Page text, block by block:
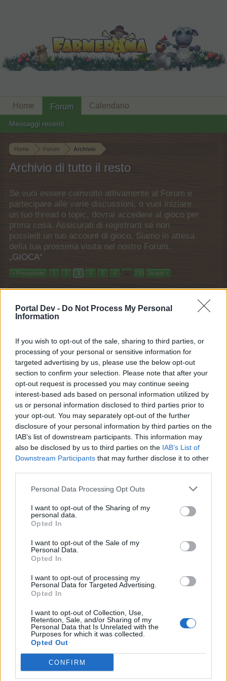
Portal Dev - Do Not Process My Personal
Information
If you wish to opt-out of the sale, sharing to third parties, or
processing of your personal or sensitive information for
targeted advertising by us, please use the below opt-out
section to confirm your selection. Please note that after your
opt-out request is processed you may continue seeing
interest-based ads based on personal information utilized by
us or personal information disclosed to third parties prior to
your opt-out. You may separately opt-out of the further
disclosure of your personal information by third parties on the
IAB’s list of downstream participants. This information may
also be disclosed by us to third parties on the IAB’s List of
Downstream Participants that may further disclose it to other
Personal Data Processing Opt Outs
I want to opt-out of the Sharing of my
personal data.
Opted In
I want to opt-out of the Sale of my
Personal Data.
Opted In
I want to opt-out of processing my
Personal Data for Targeted Advertising.
Opted In
I want to opt-out of Collection, Use,
Retention, Sale, and/or Sharing of my
Personal Data that Is Unrelated with the
Purposes for which it was collected.
Opted Out
CONFIRM
Home Forum Archivio
Archivio di tutto il resto
Se vuoi essere coinvolto attivamente al Forum e
partecipare alle varie discussioni, o vuoi iniziare
un tuo thread o topic, dovrai accedere al gioco per
prima cosa. Assicurati di registrarti se non
possiedi un tuo account di gioco. Siamo in attesa
della tua prossima visita nel nostro Forum.
„GIOCA“
< Precedente 1 2 3 4 5 6 → 230 Avanti >
Farmerama Auguroni
tosca45
regina del carnevale
Risposte:
9 20 febbraio 2026
san valentino 2026
chiccolina59
Risposte:
3 20 febbraio 2026
Calendario di S. Valentino
Piacenza
19 febbraio 2026
Cafè Bagliore Alpino - Evento ricorrente
.selly11.
Risposte:
5 16 febbraio 2026
valle alpina: troppo umus di qualità in
produzione help
Festival delle lucciole
Risposte:
Fiorini: l'esborso più basso
furittu57
Giochino "trova cose nascoste"
moppina64
Risposte:
codice bonus
lavalledelleregine11
Risposte:
-iz1dgg-
Risposte:
2 6 febbraio 2026
distintivi Valle delle stelle alpine e non solo
roccobimbi03
Risposte:
cos'è la telecamera spia?
Home Forum
Messaggi recenti
Calendario